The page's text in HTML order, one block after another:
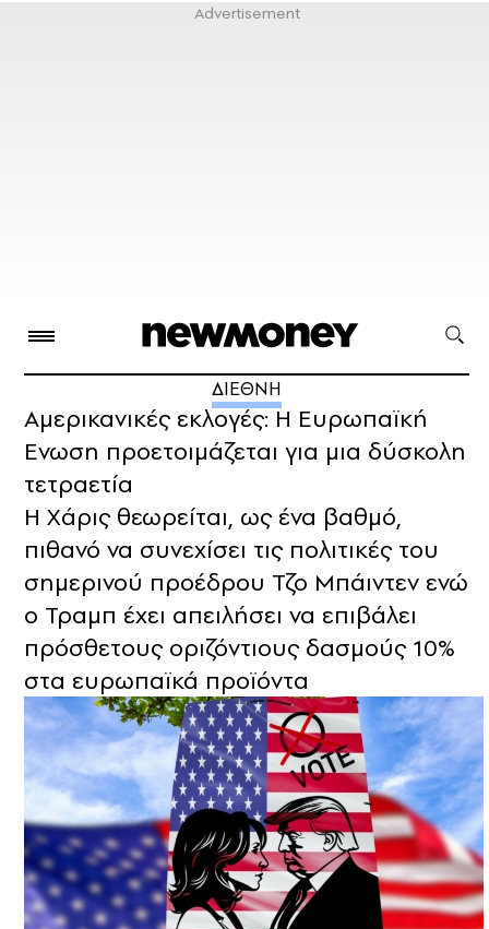
ΔΙΕΘΝΗ
Αμερικανικές εκλογές: Η Ευρωπαϊκή
Ενωση προετοιμάζεται για μια δύσκολη
τετραετία
Η Χάρις θεωρείται, ως ένα βαθμό,
πιθανό να συνεχίσει τις πολιτικές του
σημερινού προέδρου Τζο Μπάιντεν ενώ
ο Τραμπ έχει απειλήσει να επιβάλει
πρόσθετους οριζόντιους δασμούς 10%
στα ευρωπαϊκά προϊόντα